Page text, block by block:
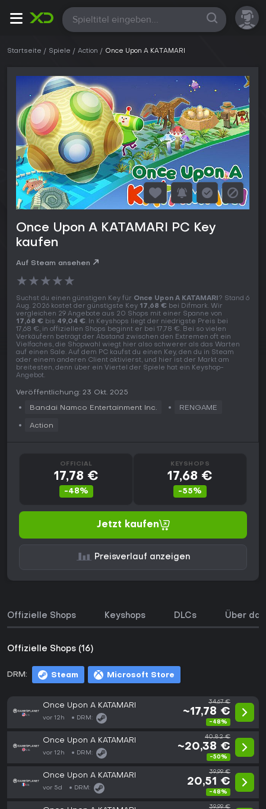
Alle
Startseite Spiele Action Once Upon A KATAMARI
Once Upon A KATAMARI PC Key
kaufen
Auf Steam ansehen
★★★★★
Suchst du einen günstigen Key für Once Upon A KATAMARI? Stand 6
Aug. 2026 kostet der günstigste Key 17,68 € bei Difmark. Wir
vergleichen 29 Angebote aus 20 Shops mit einer Spanne von
17,68 € bis 49,04 €. In Keyshops liegt der niedrigste Preis bei
17,68 €, in offiziellen Shops beginnt er bei 17,78 €. Bei so vielen
Verkäufern beträgt der Abstand zwischen den Extremen oft ein
Vielfaches, die Shopwahl wiegt hier also schwerer als das Warten
auf einen Sale. Auf dem PC kaufst du einen Key, den du in Steam
oder einem anderen Client aktivierst, und hier ist der Markt am
breitesten, denn über ein Viertel der Spiele hat ein Keyshop-
Angebot.
Veröffentlichung: 23 Okt. 2025
Bandai Namco Entertainment Inc. RENGAME
Action
OFFICIAL
17,78 €
-48%
KEYSHOPS
17,68 €
-55%
Jetzt kaufen
Preisverlauf anzeigen
Offizielle Shops Keyshops DLCs Über
Offizielle Shops (16)
DRM: Steam Microsoft Store
Once Upon A KATAMARI
vor 12h DRM:
34,67 €
~17,78 €
-48%
Once Upon A KATAMARI
vor 12h DRM:
40,82 €
~20,38 €
-50%
Once Upon A KATAMARI
vor 5d DRM:
39,99 €
20,51 €
-48%
39,99 €